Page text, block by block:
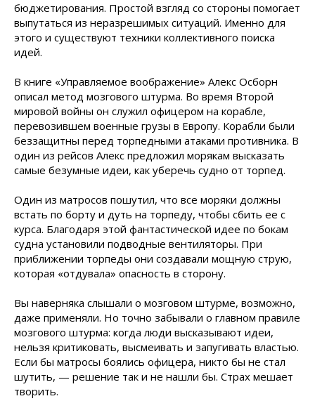
бюджетирования. Простой взгляд со стороны помогает
выпутаться из неразрешимых ситуаций. Именно для
этого и существуют техники коллективного поиска
идей.
В книге «Управляемое воображение» Алекс Осборн
описал метод мозгового штурма. Во время Второй
мировой войны он служил офицером на корабле,
перевозившем военные грузы в Европу. Корабли были
беззащитны перед торпедными атаками противника. В
один из рейсов Алекс предложил морякам высказать
самые безумные идеи, как уберечь судно от торпед.
Один из матросов пошутил, что все моряки должны
встать по борту и дуть на торпеду, чтобы сбить ее с
курса. Благодаря этой фантастической идее по бокам
судна установили подводные вентиляторы. При
приближении торпеды они создавали мощную струю,
которая «отдувала» опасность в сторону.
Вы наверняка слышали о мозговом штурме, возможно,
даже применяли. Но точно забывали о главном правиле
мозгового штурма: когда люди высказывают идеи,
нельзя критиковать, высмеивать и запугивать властью.
Если бы матросы боялись офицера, никто бы не стал
шутить, — решение так и не нашли бы. Страх мешает
творить.